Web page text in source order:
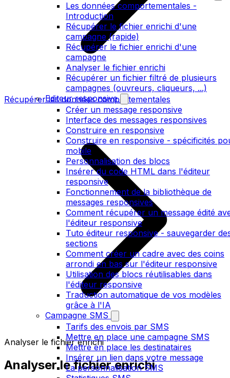
Les données comportementales -
Introduction
Récupérer le fichier enrichi d'une
campagne (rapide)
Récupérer le fichier enrichi d'une
campagne
Analyser le fichier enrichi
Récupérer un fichier filtré de plusieurs
campagnes (ouvreurs, cliqueurs, ...)
Editeur responsive
Créer un message responsive
Interface des messages responsives
Construire en responsive
Construire en responsive - spécificités
mobile
Personnalisation des blocs
Insérer du code HTML dans l'éditeur
responsive
Fonctionnement de la bibliothèque de
messages responsives
Comment récupérer un message édité
l'éditeur responsive
Tuto éditeur responsive - sauvegarder
sections
Comment créer un cadre avec des coins
arrondi en bas sur l'éditeur responsive
Utilisation des blocs réutilisables dans
l'éditeur responsive
Traduction automatique de vos modèles
grâce à l'IA
Campagne SMS
Tarifs des envois par SMS
Mettre en place une campagne SMS
Mettre en place les destinataires
Insérer un lien dans votre message
La personnalisation SMS
Récupérer les données comportementales
Analyser le fichier enrichi
Analyser le fichier enrichi